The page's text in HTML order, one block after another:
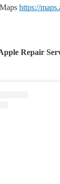
https://
Repair